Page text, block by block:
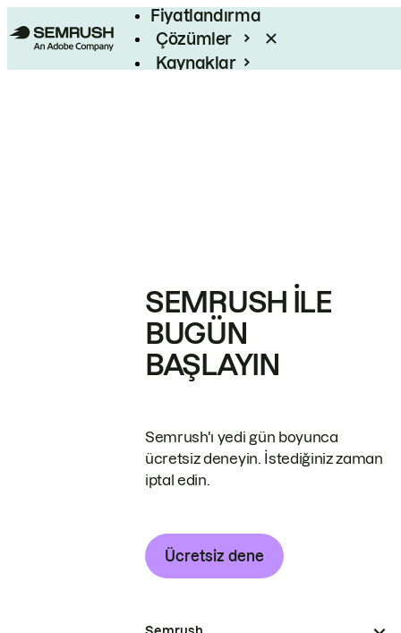
Fiyatlandırma
Çözümler
Kaynaklar
SEMRUSH ILE
BUGÜN
BAŞLAYIN
Semrush'ı yedi gün boyunca
ücretsiz deneyin. İstediğiniz zaman
iptal edin.
Ücretsiz dene